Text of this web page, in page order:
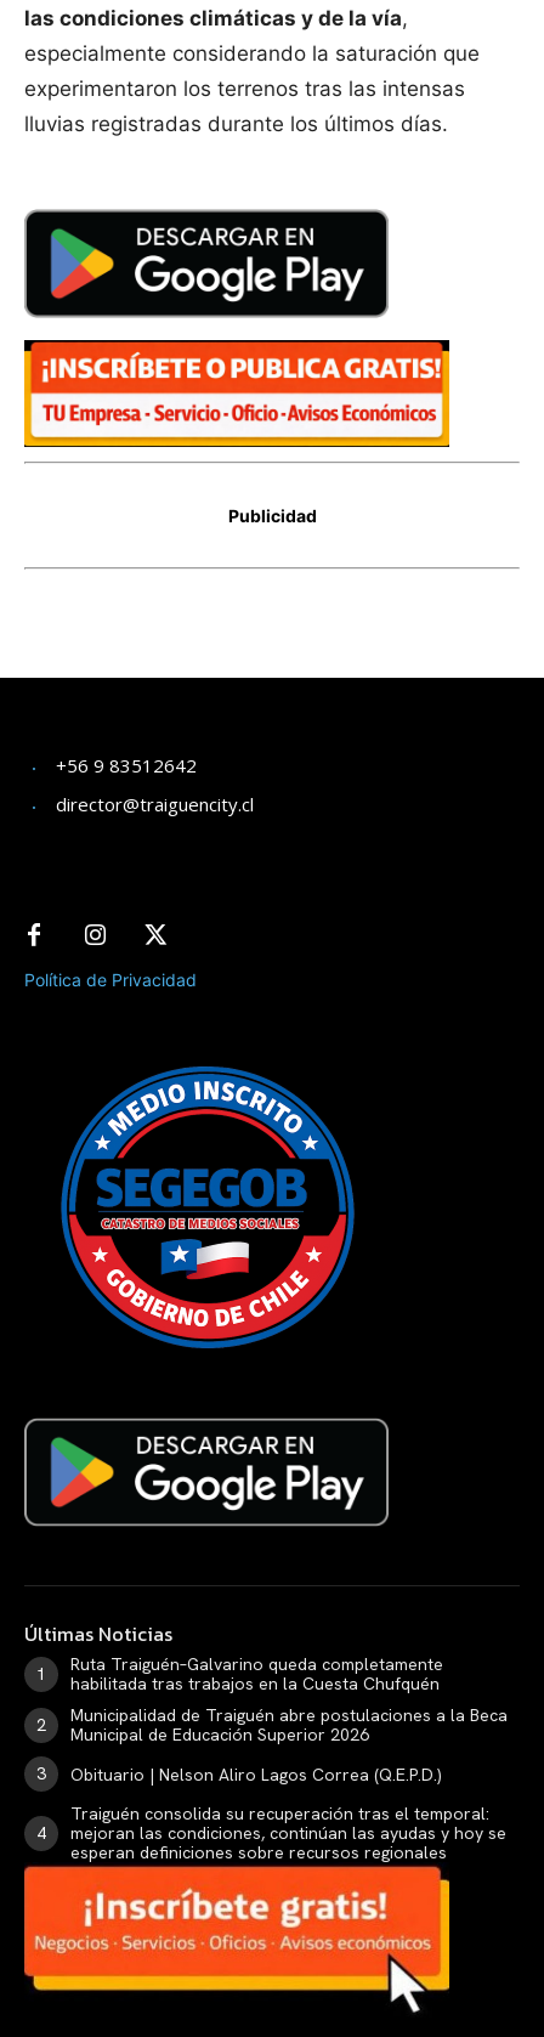
+56 9 83512642
director@traiguencity.cl
Política de Privacidad
Últimas Noticias
Ruta Traiguén–Galvarino queda completamente
habilitada tras trabajos en la Cuesta Chufquén
Municipalidad de Traiguén abre postulaciones a la Beca
Municipal de Educación Superior 2026
Obituario | Nelson Aliro Lagos Correa (Q.E.P.D.)
Traiguén consolida su recuperación tras el temporal:
mejoran las condiciones, continúan las ayudas y hoy se
esperan definiciones sobre recursos regionales